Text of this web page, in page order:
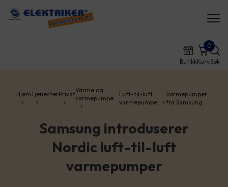
ButikkKurv
0
Søk
HjemTjenesterPrivat
Varme og
varmepumpe
Luft-til-luft
varmepumpe
Varmepumper
fra Samsung
Samsung introduserer
Nordic luft-til-luft
varmepumper